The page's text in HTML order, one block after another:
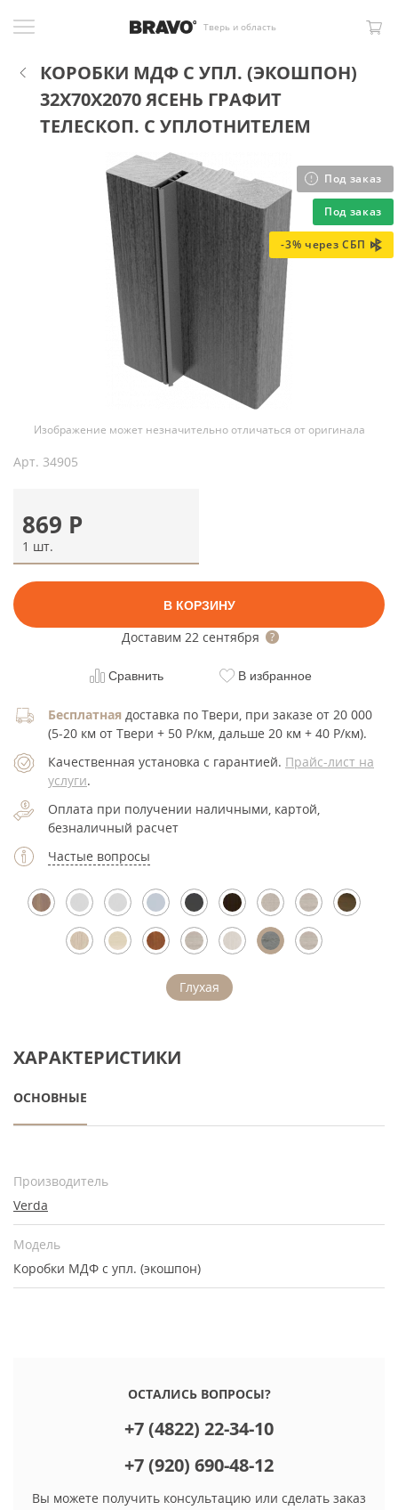
Тверь и область
КОРОБКИ МДФ С УПЛ. (ЭКОШПОН)
32X70X2070 ЯСЕНЬ ГРАФИТ
ТЕЛЕСКОП. С УПЛОТНИТЕЛЕМ
Под заказ
Под заказ
-3% через СБП
Изображение может незначительно отличаться от оригинала
Арт. 34905
869 Р
1 шт.
В КОРЗИНУ
Доставим 22 сентября
Сравнить В избранное
Бесплатная доставка по Твери, при заказе от 20 000
(5-20 км от Твери + 50 Р/км, дальше 20 км + 40 Р/км).
Качественная установка с гарантией. Прайс-лист на
услуги.
Оплата при получении наличными, картой,
безналичный расчет
Частые вопросы
Глухая
ХАРАКТЕРИСТИКИ
ОСНОВНЫЕ
Производитель
Verda
Модель
Коробки МДФ с упл. (экошпон)
ОСТАЛИСЬ ВОПРОСЫ?
+7 (4822) 22-34-10
+7 (920) 690-48-12
Вы можете получить консультацию или сделать заказ